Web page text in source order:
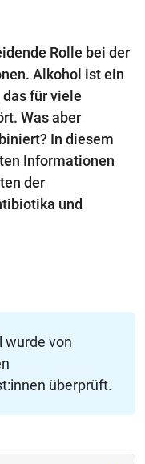
Rolle bei der
Alkohol ist ein
für viele
Was aber
In diesem
Informationen
der
und
wurde von
überprüft.